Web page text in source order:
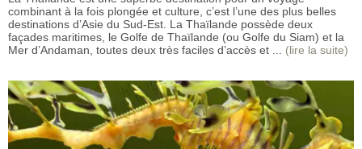
combinant à la fois plongée et culture, c’est l’une des plus belles
destinations d’Asie du Sud-Est. La Thaïlande possède deux
façades maritimes, le Golfe de Thaïlande (ou Golfe du Siam) et la
Mer d’Andaman, toutes deux très faciles d’accès et ... (lire la suite)